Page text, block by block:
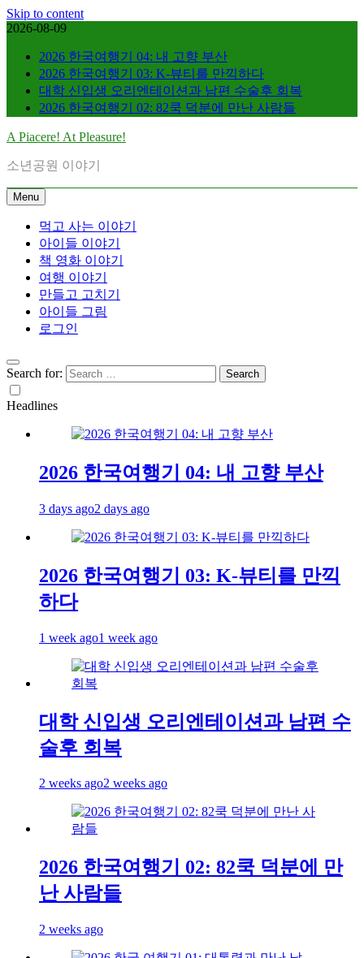
Skip to content
2026-08-09
2026 한국여행기 04: 내 고향 부산
2026 한국여행기 03: K-뷰티를 만끽하다
대학 신입생 오리엔테이션과 남편 수술후 회복
2026 한국여행기 02: 82쿡 덕분에 만난 사람들
A Piacere! At Pleasure!
소년공원 이야기
Menu
먹고 사는 이야기
아이들 이야기
책 영화 이야기
여행 이야기
만들고 고치기
아이들 그림
로그인
Search for:
Headlines
2026 한국여행기 04: 내 고향 부산
3 days ago2 days ago
2026 한국여행기 03: K-뷰티를 만끽
하다
1 week ago1 week ago
대학 신입생 오리엔테이션과 남편 수
술후 회복
2 weeks ago2 weeks ago
2026 한국여행기 02: 82쿡 덕분에 만
난 사람들
2 weeks ago